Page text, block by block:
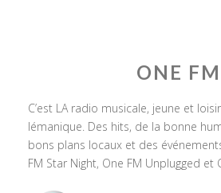
ONE FM
C’est LA radio musicale, jeune et
lémanique. Des hits, de la bonne
bons plans locaux et des
FM Star Night, One FM Unplugged et